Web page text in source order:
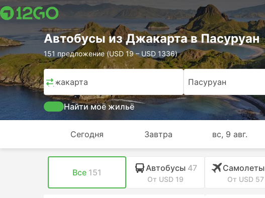
Автобусы из Джакарта в Пасуруан
151 предложение (USD 19 – USD 1336)
Джакарта Пасуруан
Найти моё жильё
Сегодня Завтра вс, 9 авг.
Все 151 Автобусы 47
От USD 19
Самолеты
От USD 57